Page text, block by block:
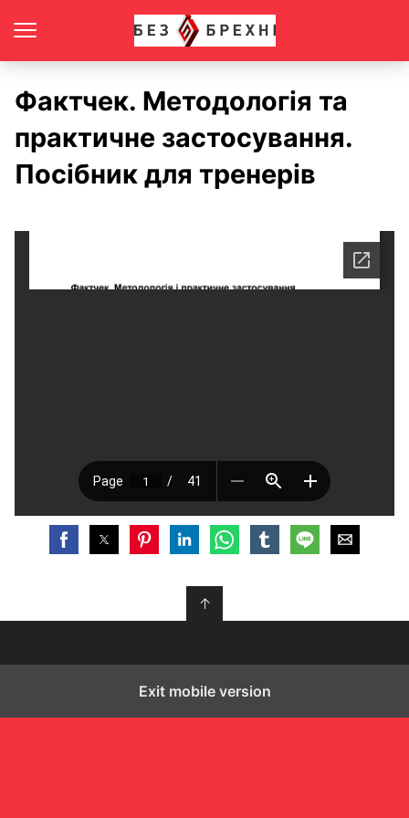
Фактчек. Методологія та
практичне застосування.
Посібник для тренерів
↑
Exit mobile version